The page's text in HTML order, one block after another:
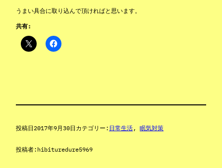
うまい具合に取り込んで頂ければと思います。
共有:
投稿日2017年9月30日 カテゴリー: 日常生活, 眠気対策
投稿者: hibituredure5969